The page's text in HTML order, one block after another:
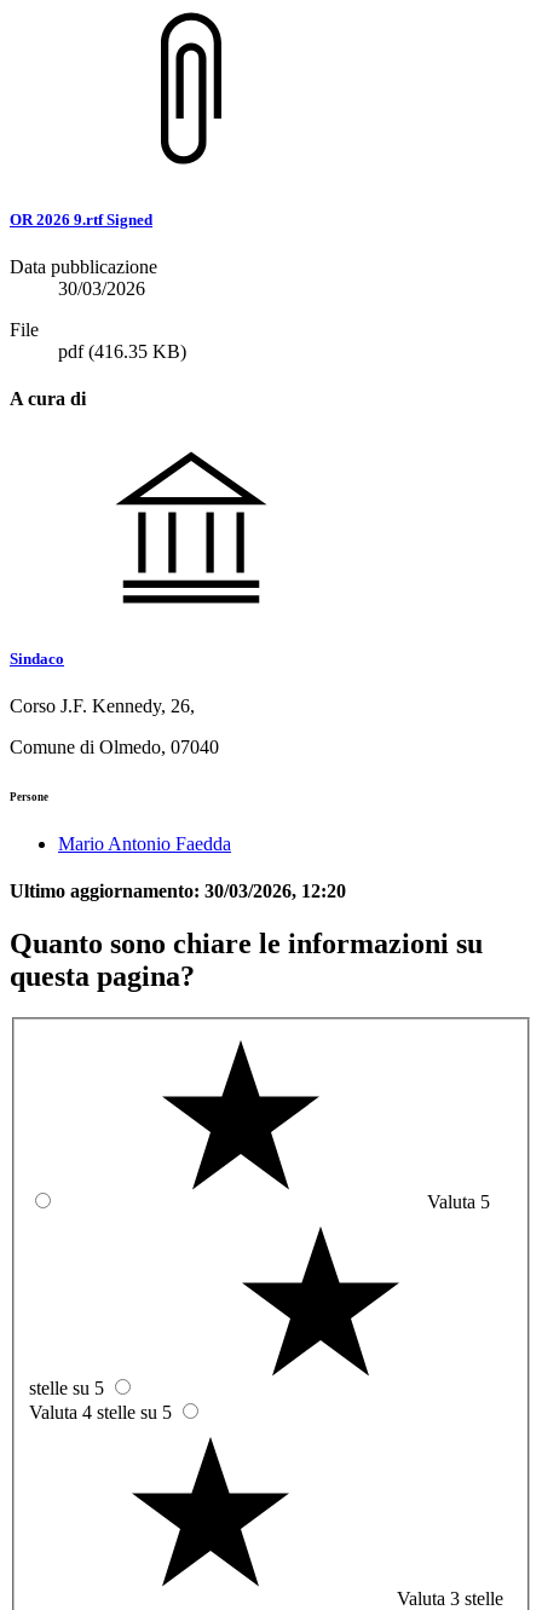
OR 2026 9.rtf Signed
Data pubblicazione
30/03/2026
File
pdf(416.35 KB)
A cura di
Sindaco
Corso J.F. Kennedy, 26,
Comune di Olmedo, 07040
Persone
Mario Antonio Faedda
Ultimo aggiornamento: 30/03/2026, 12:20
Quanto sono chiare le informazioni su
questa pagina?
Valuta 5
stelle su 5
Valuta 4 stelle su 5
Valuta 3 stelle